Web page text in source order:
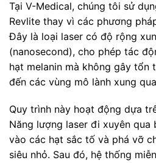
Tại V-Medical, chúng tôi sử
Revlite thay vì các phương
Đây là loại laser có độ rộng
(nanosecond), cho phép tác
hạt melanin mà không gây tổn
đến các vùng mô lành xung
Quy trình này hoạt động dựa
Năng lượng laser đi xuyên qua
vào các hạt sắc tố và phá vỡ
siêu nhỏ. Sau đó, hệ thống